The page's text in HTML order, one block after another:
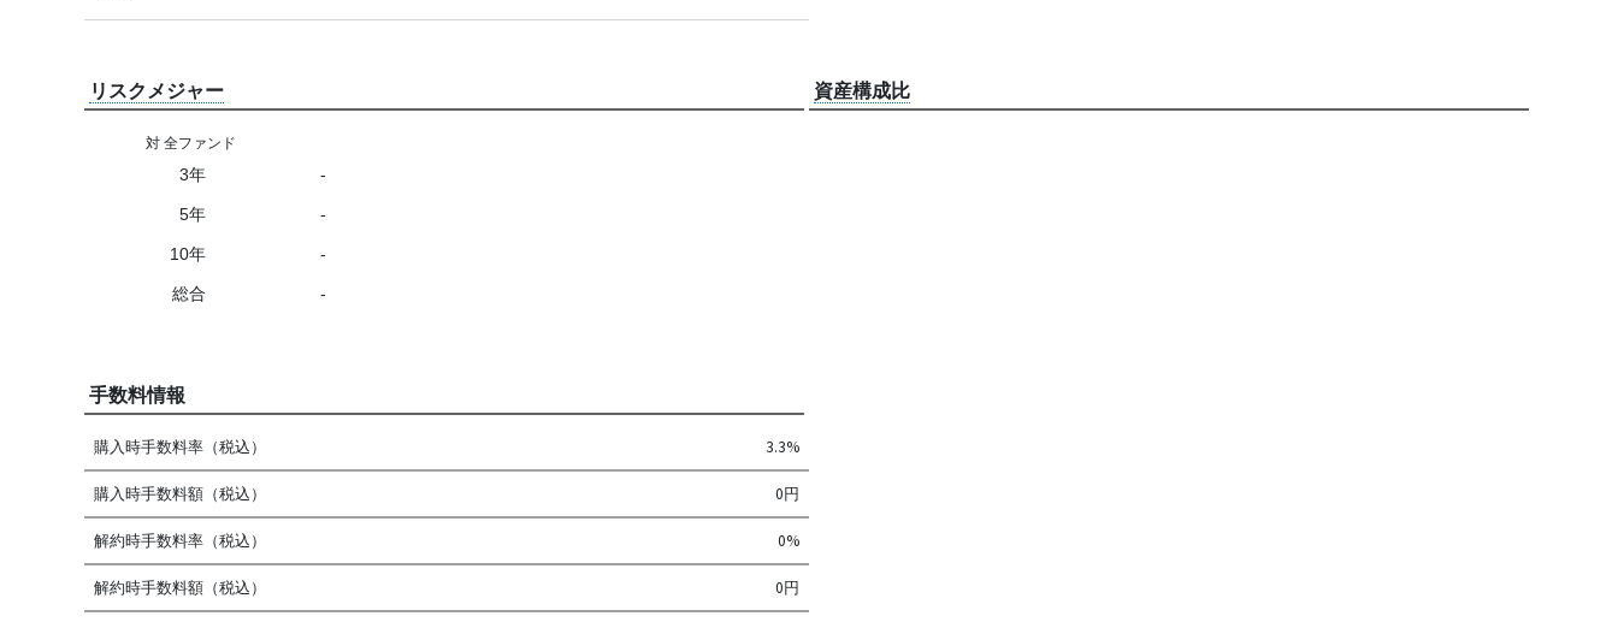
リスクメジャー
対 全ファンド
3年 -
5年 -
10年 -
総合 -
資産構成比
手数料情報
購入時手数料率（税込） 3.3%
購入時手数料額（税込） 0円
解約時手数料率（税込） 0%
解約時手数料額（税込） 0円